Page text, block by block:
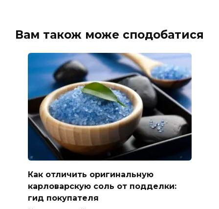
Вам також може сподобатися
Как отличить оригинальную
карловарскую соль от подделки:
гид покупателя